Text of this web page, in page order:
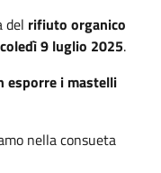
del rifiuto organico
9 luglio 2025.
esporre i mastelli
nella consueta